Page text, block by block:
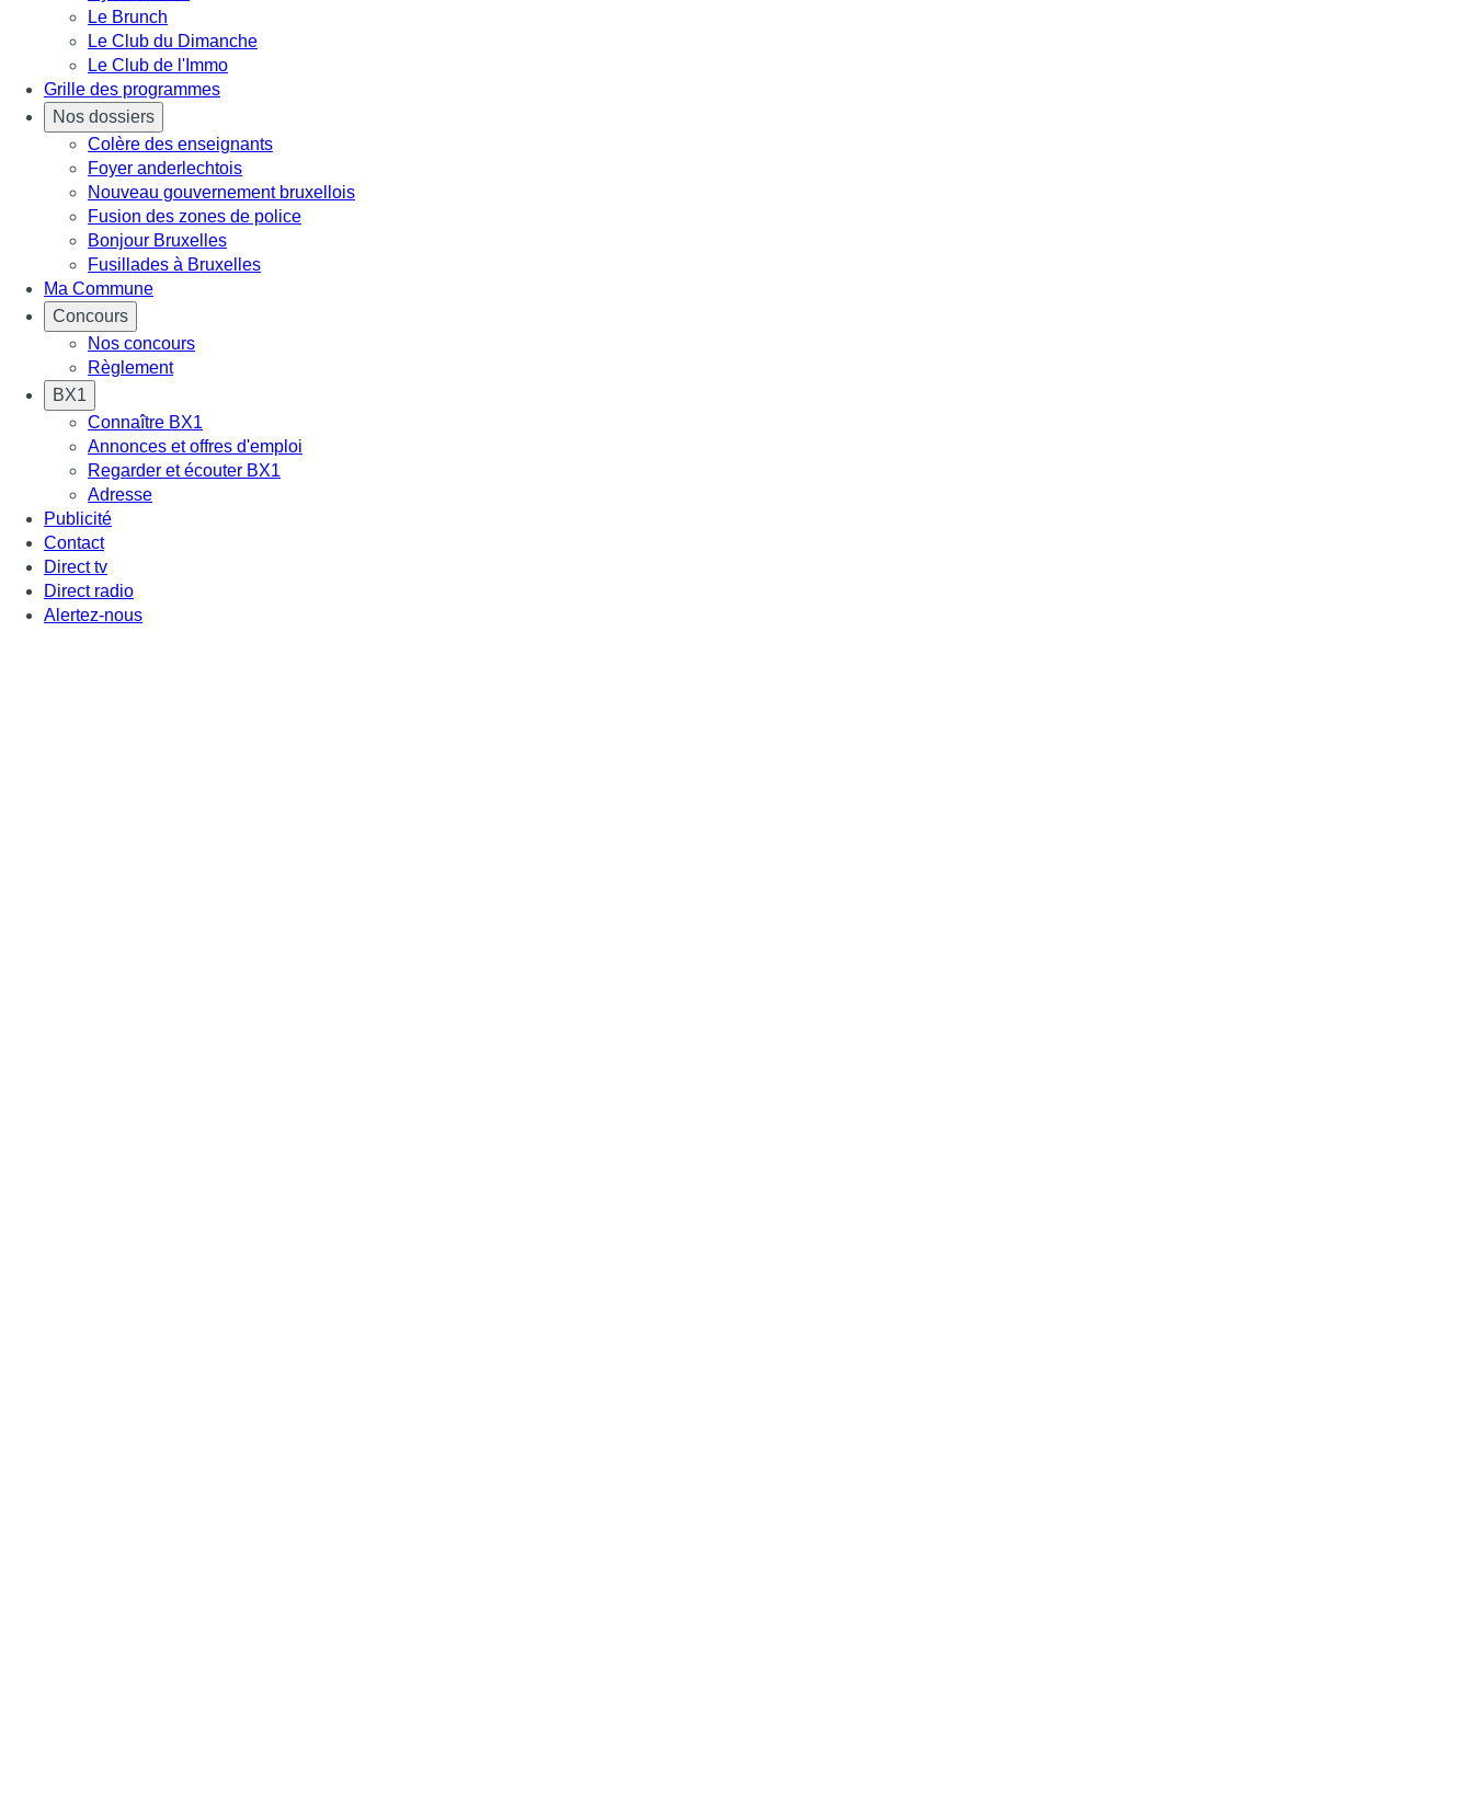
Le Brunch
Le Club du Dimanche
Le Club de l'Immo
Grille des programmes
Nos dossiers
Colère des enseignants
Foyer anderlechtois
Nouveau gouvernement bruxellois
Fusion des zones de police
Bonjour Bruxelles
Fusillades à Bruxelles
Ma Commune
Concours
Nos concours
Règlement
BX1
Connaître BX1
Annonces et offres d'emploi
Regarder et écouter BX1
Adresse
Publicité
Contact
Direct tv
Direct radio
Alertez-nous